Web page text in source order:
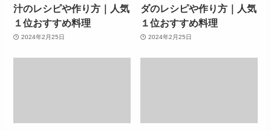
汁のレシピや作り方｜人気
１位おすすめ料理
2024年2月25日
ダのレシピや作り方｜人気
１位おすすめ料理
2024年2月25日